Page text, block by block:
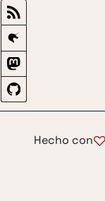
Hecho con